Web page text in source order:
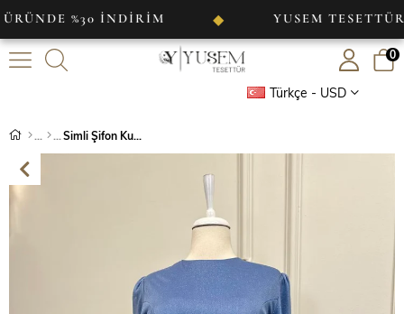
%30 İNDİRİM ◆ YUSEM TESETTÜR ◆
Türkçe - USD
0
Simli Şifon Kumaş Abiye Mavi